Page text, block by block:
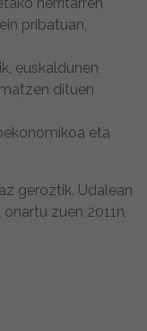
pribatuan,
euskaldunen
dituen
eta
geroztik. Udalean
zuen 2011n,